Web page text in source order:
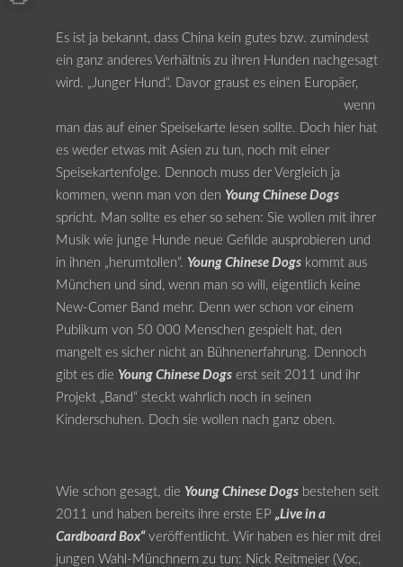
Es ist ja bekannt, dass China kein gutes bzw. zumindest
ein ganz anderes Verhältnis zu ihren Hunden nachgesagt
wird. „Junger Hund“. Davor graust es einen Europäer,
wenn
man das auf einer Speisekarte lesen sollte. Doch hier hat
es weder etwas mit Asien zu tun, noch mit einer
Speisekartenfolge. Dennoch muss der Vergleich ja
kommen, wenn man von den Young Chinese Dogs
spricht. Man sollte es eher so sehen: Sie wollen mit ihrer
Musik wie junge Hunde neue Gefilde ausprobieren und
in ihnen „herumtollen“. Young Chinese Dogskommt aus
München und sind, wenn man so will, eigentlich keine
New-Comer Band mehr. Denn wer schon vor einem
Publikum von 50 000 Menschen gespielt hat, den
mangelt es sicher nicht an Bühnenerfahrung. Dennoch
gibt es die Young Chinese Dogserst seit 2011 und ihr
Projekt „Band“ steckt wahrlich noch in seinen
Kinderschuhen. Doch sie wollen nach ganz oben.
Wie schon gesagt, die Young Chinese Dogsbestehen seit
2011 und haben bereits ihre erste EP „Live in a
Cardboard Box“veröffentlicht. Wir haben es hier mit drei
jungen Wahl-Münchnern zu tun: Nick Reitmeier (Voc,